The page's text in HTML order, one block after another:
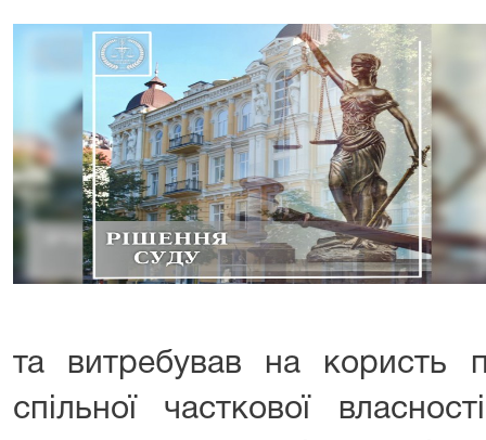
та витребував на користь
спільної часткової